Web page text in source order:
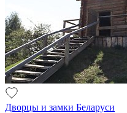
Дворцы и замки Беларуси